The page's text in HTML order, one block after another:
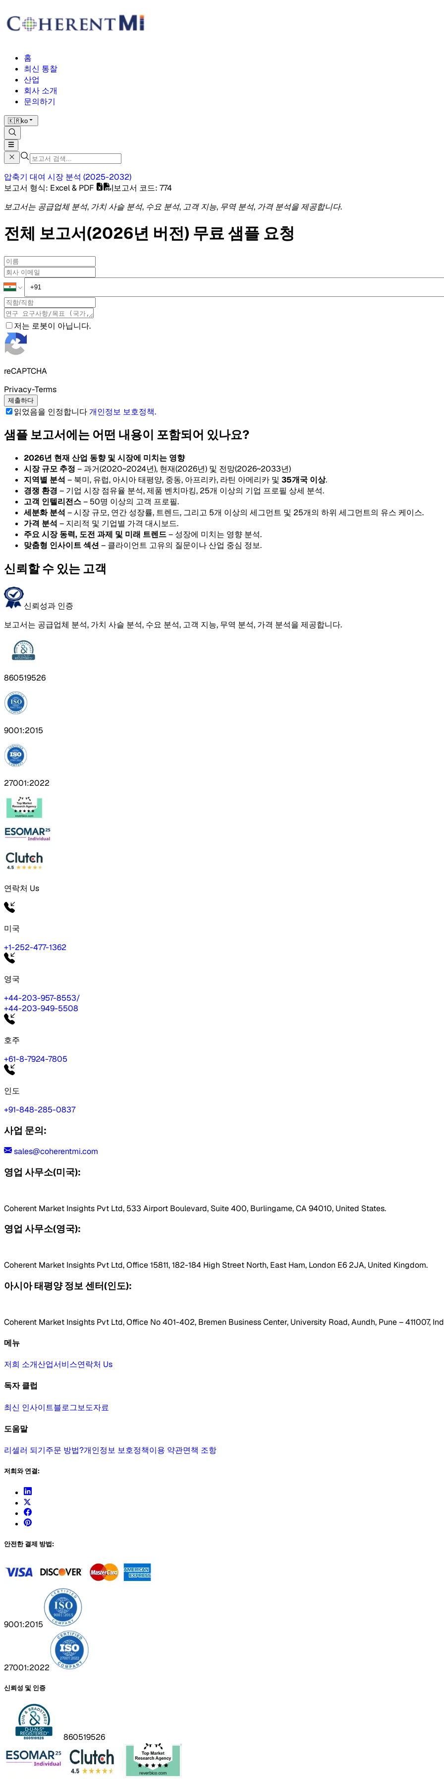
홈
최신 통찰
산업
회사 소개
문의하기
🇰🇷ko
압축기 대여 시장 분석 (2025-2032)
보고서 형식: Excel & PDF |보고서 코드: 774
보고서는 공급업체 분석, 가치 사슬 분석, 수요 분석, 고객 지능, 무역 분석, 가격 분석을 제공합니다.
전체 보고서(2026년 버전) 무료 샘플 요청
저는 로봇이 아닙니다.
reCAPTCHA
Privacy-Terms
제출하다
읽었음을 인정합니다개인정보 보호정책.
샘플 보고서에는 어떤 내용이 포함되어 있나요?
2026년 현재 산업 동향 및 시장에 미치는 영향
시장 규모 추정 – 과거(2020~2024년), 현재(2026년) 및 전망(2026~2033년)
지역별 분석 – 북미, 유럽, 아시아 태평양, 중동, 아프리카, 라틴 아메리카 및 35개국 이상.
경쟁 환경 – 기업 시장 점유율 분석, 제품 벤치마킹, 25개 이상의 기업 프로필 상세 분석.
고객 인텔리전스– 50명 이상의 고객 프로필.
세분화 분석 – 시장 규모, 연간 성장률, 트렌드, 그리고 5개 이상의 세그먼트 및 25개의 하위 세그먼트의 유스 케이스.
가격 분석 – 지리적 및 기업별 가격 대시보드.
주요 시장 동력, 도전 과제 및 미래 트렌드– 성장에 미치는 영향 분석.
맞춤형 인사이트 섹션 – 클라이언트 고유의 질문이나 산업 중심 정보.
신뢰할 수 있는 고객
신뢰성과 인증
보고서는 공급업체 분석, 가치 사슬 분석, 수요 분석, 고객 지능, 무역 분석, 가격 분석을 제공합니다.
860519526
9001:2015
27001:2022
연락처 Us
미국
+1-252-477-1362
영국
+44-203-957-8553/
+44-203-949-5508
호주
+61-8-7924-7805
인도
+91-848-285-0837
사업 문의:
sales@coherentmi.com
영업 사무소(미국):
Coherent Market Insights Pvt Ltd, 533 Airport Boulevard, Suite 400, Burlingame, CA 94010, United States.
영업 사무소(영국):
Coherent Market Insights Pvt Ltd, Office 15811, 182-184 High Street North, East Ham, London E6 2JA, United Kingdom.
아시아 태평양 정보 센터(인도):
Coherent Market Insights Pvt Ltd, Office No 401-402, Bremen Business Center, University Road, Aundh, Pune – 411007,
메뉴
저희 소개산업서비스연락처 Us
독자 클럽
최신 인사이트블로그보도자료
도움말
리셀러 되기주문 방법?개인정보 보호정책이용 약관면책 조항
저희와 연결:
안전한 결제 방법:
9001:2015
27001:2022
신뢰성 및 인증
860519526